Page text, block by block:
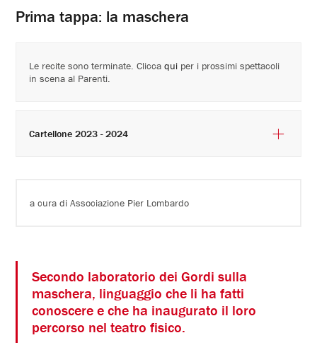
Prima tappa: la maschera
a cura di Associazione Pier Lombardo
Secondo laboratorio dei Gordi sulla
maschera, linguaggio che li ha fatti
conoscere e che ha inaugurato il loro
percorso nel teatro fisico.
Le recite sono terminate. Cliccaqui per i prossimi spettacoli
in scena al Parenti.
Cartellone 2023 - 2024